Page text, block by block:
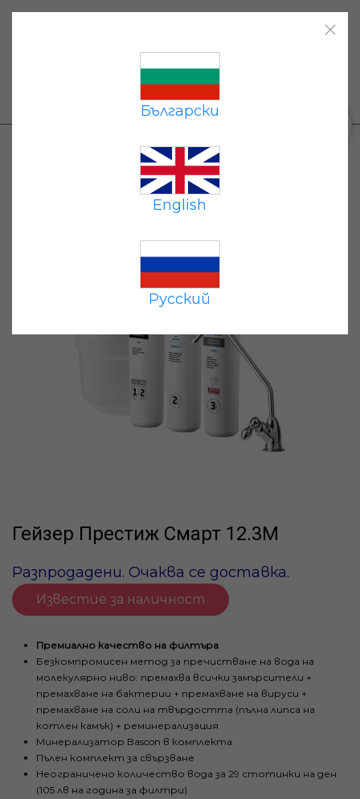
Български
English
Русский
Контакти|
+359 87 677 7191
Системи за обратна осмоза
Гейзер Престиж Смарт 12.3М
Гейзер Престиж Смарт 12.3М
Разпродадени. Очаква се доставка.
Известие за наличност
Премиално качество на филтъра
Безкомпромисен метод за пречистване на вода на
молекулярно ниво: премахва всички замърсители +
премахване на бактерии + премахване на вируси +
премахване на соли на твърдостта (пълна липса на
котлен камък) + реминерализация
Минерализатор Bascon в комплекта
Пълен комплект за свързване
Неограничено количество вода за 29 стотинки на ден
(105 лв на година за филтри)